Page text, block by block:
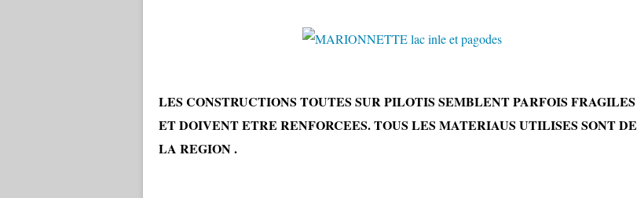
LES CONSTRUCTIONS TOUTES SUR PILOTIS SEMBLENT PARFOIS FRAGILES
ET DOIVENT ETRE RENFORCEES. TOUS LES MATERIAUS UTILISES SONT DE
LA REGION .